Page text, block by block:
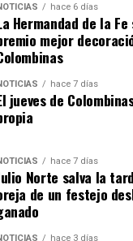
DE LAS FIESTAS
hace 6 días
Hermandad de la
mejor
hace 7 días
jueves de
hace 7 días
Norte salva la
de un festejo
hace 3 días